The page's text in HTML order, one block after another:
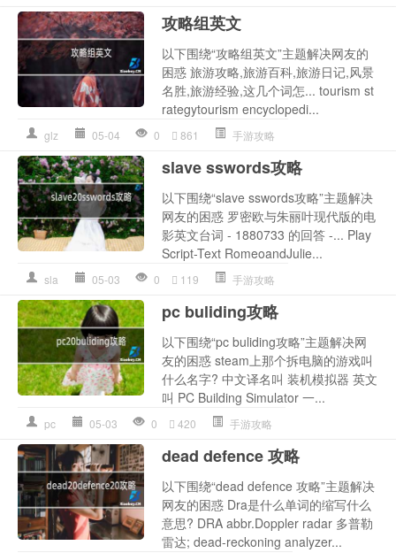
攻略组英文
以下围绕“攻略组英文”主题解决网友的
困惑 旅游攻略,旅游百科,旅游日记,风景
名胜,旅游经验,这几个词怎... tourism st
rategytourism encyclopedi...
glz 05-04 0 861 手游攻略
slave sswords攻略
以下围绕“slave sswords攻略”主题解决
网友的困惑 罗密欧与朱丽叶现代版的电
影英文台词 - 1880733 的回答 -... Play
Script-Text RomeoandJulie...
sla 05-03 0 119 手游攻略
pc buliding攻略
以下围绕“pc buliding攻略”主题解决网
友的困惑 steam上那个拆电脑的游戏叫
什么名字? 中文译名叫 装机模拟器 英文
叫 PC Building Simulator 一...
pc 05-03 0 420 手游攻略
dead defence 攻略
以下围绕“dead defence 攻略”主题解决
网友的困惑 Dra是什么单词的缩写什么
意思? DRA abbr.Doppler radar 多普勒
雷达; dead-reckoning analyzer...